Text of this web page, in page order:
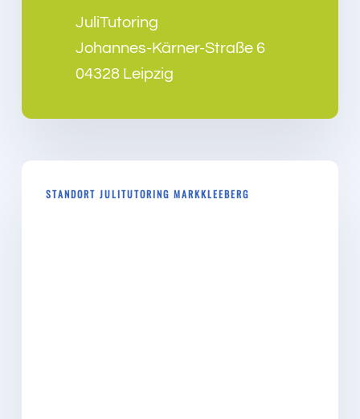
JuliTutoring
Johannes-Kärner-Straße 6
04328 Leipzig
STANDORT JULITUTORING MARKKLEEBERG